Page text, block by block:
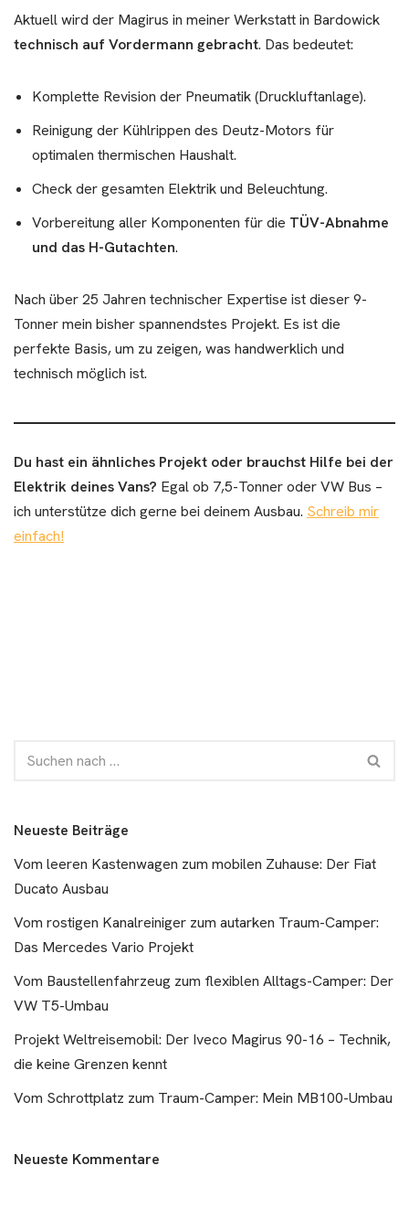
Aktuell wird der Magirus in meiner Werkstatt in Bardowick
technisch auf Vordermann gebracht. Das bedeutet:
Komplette Revision der Pneumatik (Druckluftanlage).
Reinigung der Kühlrippen des Deutz-Motors für
optimalen thermischen Haushalt.
Check der gesamten Elektrik und Beleuchtung.
Vorbereitung aller Komponenten für die TÜV-Abnahme
und das H-Gutachten.
Nach über 25 Jahren technischer Expertise ist dieser 9-
Tonner mein bisher spannendstes Projekt. Es ist die
perfekte Basis, um zu zeigen, was handwerklich und
technisch möglich ist.
Du hast ein ähnliches Projekt oder brauchst Hilfe bei der
Elektrik deines Vans? Egal ob 7,5-Tonner oder VW Bus –
ich unterstütze dich gerne bei deinem Ausbau. Schreib mir
einfach!
Neueste Beiträge
Vom leeren Kastenwagen zum mobilen Zuhause: Der Fiat
Ducato Ausbau
Vom rostigen Kanalreiniger zum autarken Traum-Camper:
Das Mercedes Vario Projekt
Vom Baustellenfahrzeug zum flexiblen Alltags-Camper: Der
VW T5-Umbau
Projekt Weltreisemobil: Der Iveco Magirus 90-16 – Technik,
die keine Grenzen kennt
Vom Schrottplatz zum Traum-Camper: Mein MB100-Umbau
Neueste Kommentare